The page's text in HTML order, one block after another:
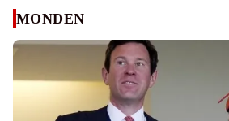
MONDEN